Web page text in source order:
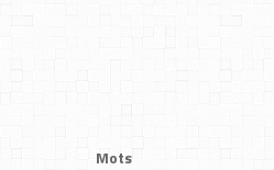
Mots